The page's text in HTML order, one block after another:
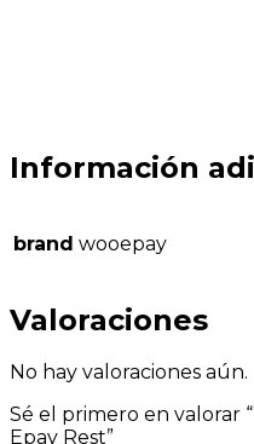
Información
brand wooepay
Valoraciones
No hay valoraciones aún.
Sé el primero en valorar
Epay Rest”